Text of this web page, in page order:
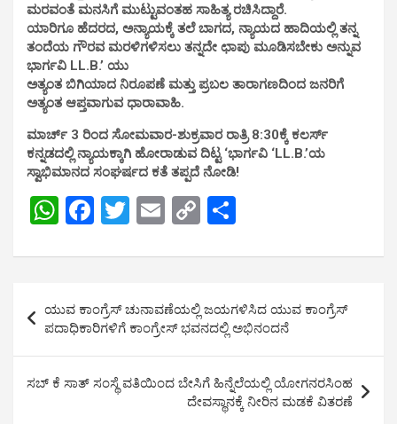
ಮರವಂತೆ ಮನಸಿಗೆ ಮುಟ್ಟುವಂತಹ ಸಾಹಿತ್ಯ ರಚಿಸಿದ್ದಾರೆ.
ಯಾರಿಗೂ ಹೆದರದ, ಅನ್ಯಾಯಕ್ಕೆ ತಲೆ ಬಾಗದ, ನ್ಯಾಯದ ಹಾದಿಯಲ್ಲಿ ತನ್ನ
ತಂದೆಯ ಗೌರವ ಮರಳಿಗಳಿಸಲು ತನ್ನದೇ ಛಾಪು ಮೂಡಿಸಬೇಕು ಅನ್ನುವ
ಭಾರ್ಗವಿ LL.B.’ ಯು
ಅತ್ಯಂತ ಬಿಗಿಯಾದ ನಿರೂಪಣೆ ಮತ್ತು ಪ್ರಬಲ ತಾರಾಗಣದಿಂದ ಜನರಿಗೆ
ಅತ್ಯಂತ ಆಪ್ತವಾಗುವ ಧಾರಾವಾಹಿ.
ಮಾರ್ಚ್ 3 ರಿಂದ ಸೋಮವಾರ-ಶುಕ್ರವಾರ ರಾತ್ರಿ 8:30ಕ್ಕೆ ಕಲರ್ಸ್
ಕನ್ನಡದಲ್ಲಿ ನ್ಯಾಯಕ್ಕಾಗಿ ಹೋರಾಡುವ ದಿಟ್ಟ ‘ಭಾರ್ಗವಿ ‘LL.B.’ಯ
ಸ್ವಾಭಿಮಾನದ ಸಂಘರ್ಷದ ಕತೆ ತಪ್ಪದೆ ನೋಡಿ!
W
at
A
p
p
F
ce
b
o
o
k
T
tt
er
E
ail
C
py
n
k
ar
e
navigation
ಯುವ ಕಾಂಗ್ರೆಸ್ ಚುನಾವಣೆಯಲ್ಲಿ ಜಯಗಳಿಸಿದ ಯುವ ಕಾಂಗ್ರೆಸ್
ಪದಾಧಿಕಾರಿಗಳಿಗೆ ಕಾಂಗ್ರೇಸ್ ಭವನದಲ್ಲಿ ಅಭಿನಂದನೆ
ಸಬ್ ಕೆ ಸಾತ್ ಸಂಸ್ಥೆ ವತಿಯಿಂದ ಬೇಸಿಗೆ ಹಿನ್ನೆಲೆಯಲ್ಲಿ ಯೋಗನರಸಿಂಹ
ದೇವಸ್ಥಾನಕ್ಕೆ ನೀರಿನ ಮಡಕೆ ವಿತರಣೆ